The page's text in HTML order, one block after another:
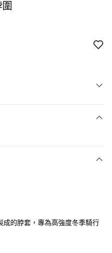
的脖套，專為高強度冬季騎行